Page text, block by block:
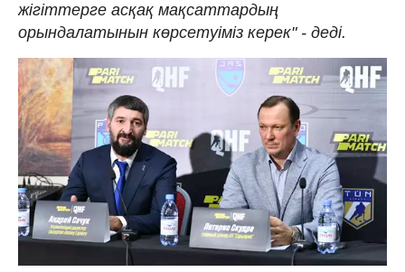
жігіттерге асқақ мақсаттардың
орындалатынын көрсетуіміз керек" - деді.